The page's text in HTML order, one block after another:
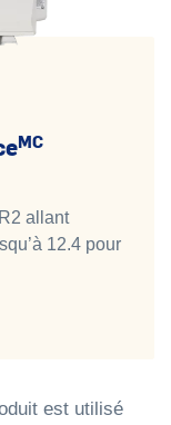
MC
allant
12.4 pour
est utilisé